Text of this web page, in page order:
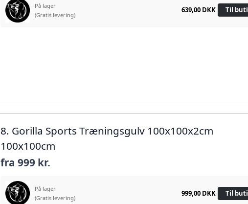
På lager
(Gratis levering)
639,00 DKK Til
8. Gorilla Sports Træningsgulv 100x100x2cm
100x100cm
fra999 kr.
På lager
(Gratis levering)
999,00 DKK Til